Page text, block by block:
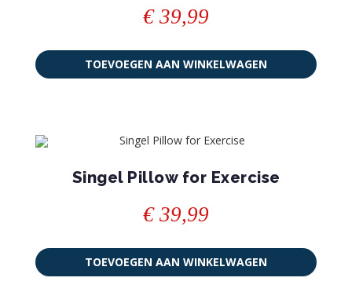
€39,99
TOEVOEGEN AAN WINKELWAGEN
Singel Pillow for Exercise
€39,99
TOEVOEGEN AAN WINKELWAGEN